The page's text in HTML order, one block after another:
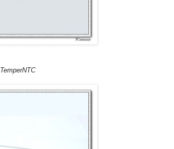
TemperNTC